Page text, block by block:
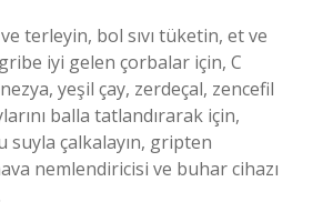
terleyin, bol sıvı tüketin, et ve
iyi gelen çorbalar için, C
yeşil çay, zerdeçal, zencefil
balla tatlandırarak için,
çalkalayın, gripten
nemlendiricisi ve buhar cihazı